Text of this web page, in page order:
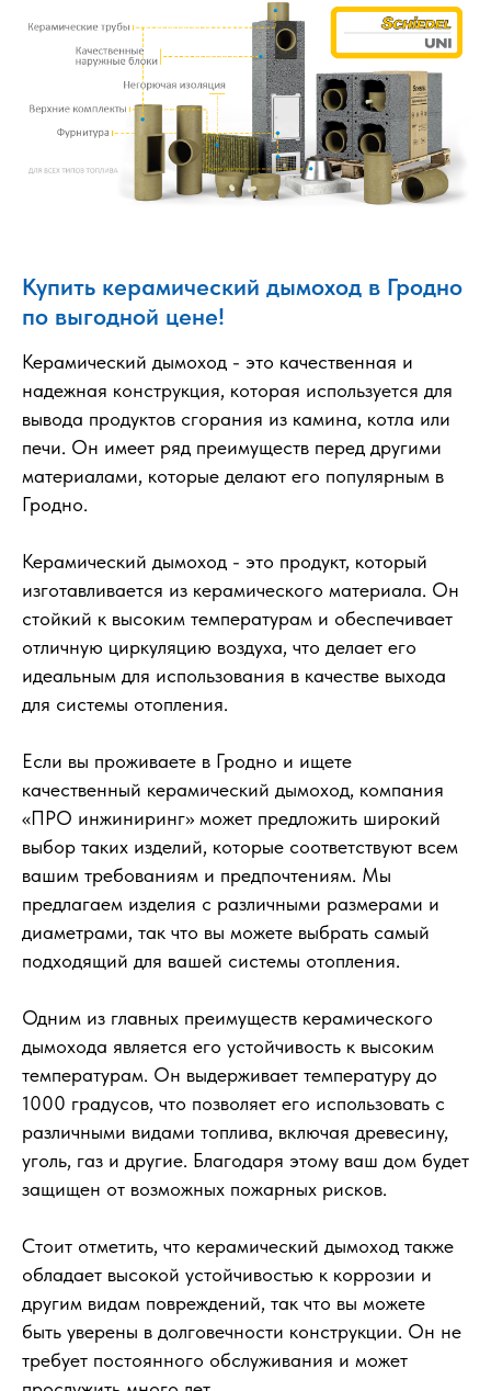
Купить керамический дымоход в Гродно
по выгодной цене!
Керамический дымоход - это качественная и
надежная конструкция, которая используется для
вывода продуктов сгорания из камина, котла или
печи. Он имеет ряд преимуществ перед другими
материалами, которые делают его популярным в
Гродно.
Керамический дымоход - это продукт, который
изготавливается из керамического материала. Он
стойкий к высоким температурам и обеспечивает
отличную циркуляцию воздуха, что делает его
идеальным для использования в качестве выхода
для системы отопления.
Если вы проживаете в Гродно и ищете
качественный керамический дымоход, компания
«ПРО инжиниринг» может предложить широкий
выбор таких изделий, которые соответствуют всем
вашим требованиям и предпочтениям. Мы
предлагаем изделия с различными размерами и
диаметрами, так что вы можете выбрать самый
подходящий для вашей системы отопления.
Одним из главных преимуществ керамического
дымохода является его устойчивость к высоким
температурам. Он выдерживает температуру до
1000 градусов, что позволяет его использовать с
различными видами топлива, включая древесину,
уголь, газ и другие. Благодаря этому ваш дом будет
защищен от возможных пожарных рисков.
Стоит отметить, что керамический дымоход также
обладает высокой устойчивостью к коррозии и
другим видам повреждений, так что вы можете
быть уверены в долговечности конструкции. Он не
требует постоянного обслуживания и может